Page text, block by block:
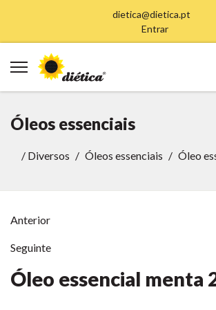
dietica@dietica.pt
Entrar
Óleos essenciais
/ Diversos Óleos essenciais Óleo
Anterior
Seguinte
Óleo essencial menta